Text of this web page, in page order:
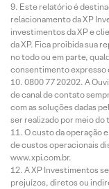
Este relatório é
relacionamento da XP
investimentos da XP e
da XP. Fica proibida sua
no todo ou em parte,
consentimento expresso
0800 77 20202. A
de canal de contato
com as soluções dadas
ser realizado por meio
O custo da operação
de custos operacionais
www.xpi.com.br.
A XP Investimentos
prejuízos, diretos ou